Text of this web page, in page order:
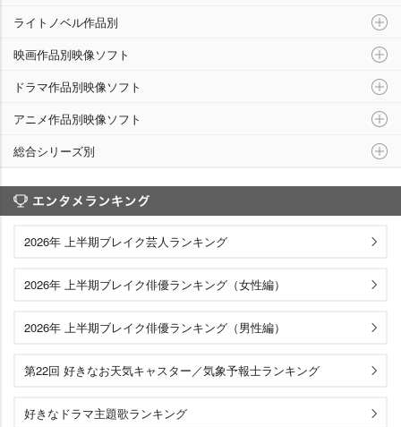
ライトノベル作品別
映画作品別映像ソフト
ドラマ作品別映像ソフト
アニメ作品別映像ソフト
総合シリーズ別
2026年 上半期ブレイク芸人ランキング
2026年 上半期ブレイク俳優ランキング（女性編）
2026年 上半期ブレイク俳優ランキング（男性編）
第22回 好きなお天気キャスター／気象予報士ランキング
好きなドラマ主題歌ランキング